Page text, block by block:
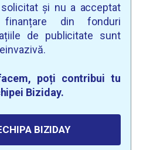
și nu a acceptat
din fonduri
de publicitate sunt
poți contribui tu
Biziday.
BIZIDAY